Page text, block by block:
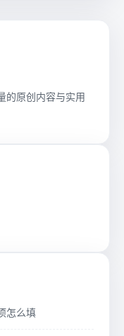
的原创内容与实用
怎么填